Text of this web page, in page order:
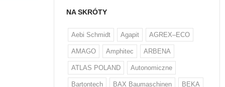
NA SKRÓTY
Aebi Schmidt Agapit AGREX–ECO
AMAGO Amphitec ARBENA
ATLAS POLAND Autonomiczne
Bartontech BAX Baumaschinen BEKA